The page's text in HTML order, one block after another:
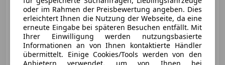
03/1970 123 600 km Benzin 114 kW (155 PS)
Schwarz Automobile e.U.
oder im Rahmen der Preisbewertung angeben. Dies
erleichtert Ihnen die Nutzung der Webseite, da eine
erneute Eingabe bei späteren Besuchen entfällt. Mit
Ihrer Einwilligung werden nutzungsbasierte
Informationen an von Ihnen kontaktierte Händler
übermittelt. Einige Cookies/Tools werden von den